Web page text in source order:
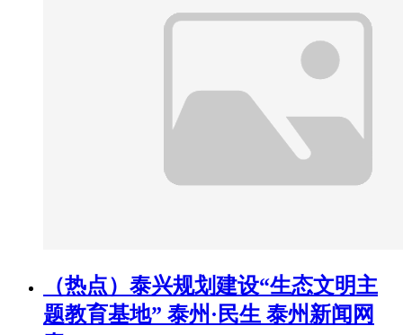
（热点）泰兴规划建设“生态文明主
题教育基地” 泰州·民生 泰州新闻网